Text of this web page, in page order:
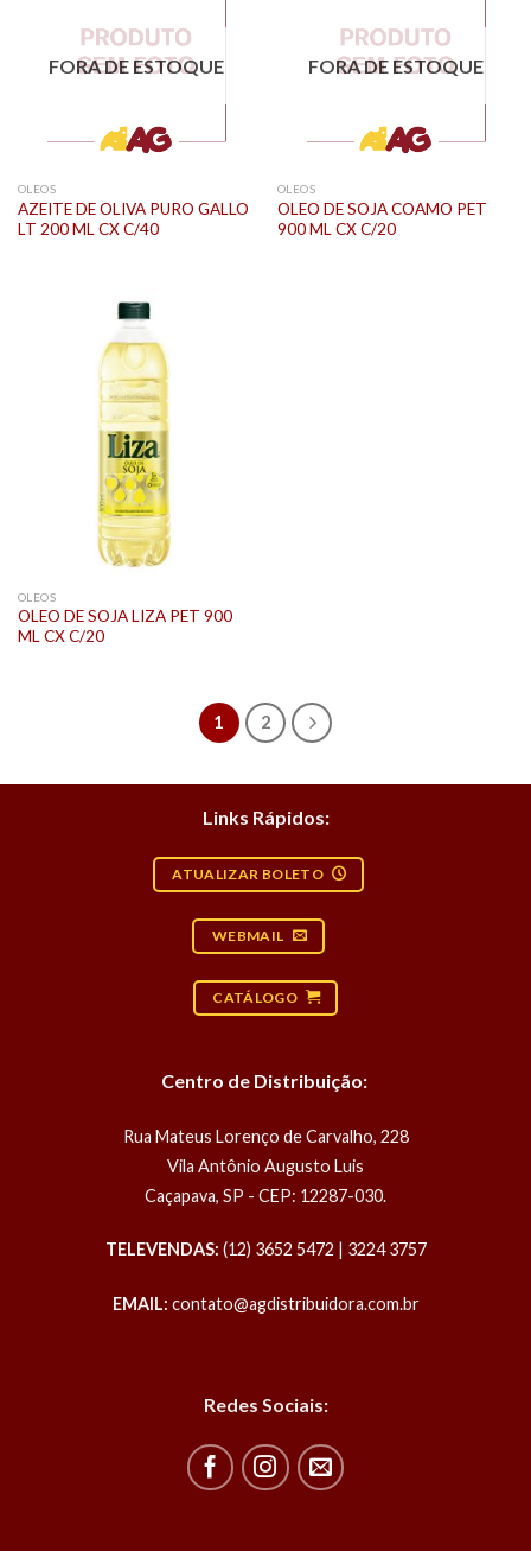
FORA DE ESTOQUE
OLEOS
AZEITE DE OLIVA PURO GALLO
LT 200 ML CX C/40
FORA DE ESTOQUE
OLEOS
OLEO DE SOJA COAMO PET
900 ML CX C/20
OLEOS
OLEO DE SOJA LIZA PET 900
ML CX C/20
1 2
Links Rápidos:
ATUALIZAR BOLETO
WEBMAIL
CATÁLOGO
Centro de Distribuição:
Rua Mateus Lorenço de Carvalho, 228
Vila Antônio Augusto Luis
Caçapava, SP - CEP: 12287-030.
TELEVENDAS: (12) 3652 5472 | 3224 3757
EMAIL: contato@agdistribuidora.com.br
Redes Sociais: